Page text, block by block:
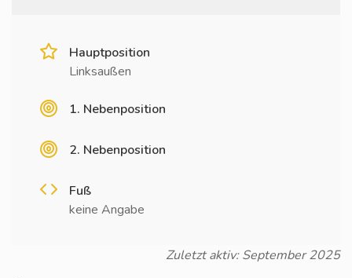
Hauptposition
Linksaußen
1. Nebenposition
2. Nebenposition
Fuß
keine Angabe
Zuletzt aktiv: September 2025